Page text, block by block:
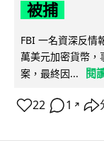
被捕
FBI 一名資深反情
萬美元加密貨幣，
案，最終因...
閱
22 1 ↗